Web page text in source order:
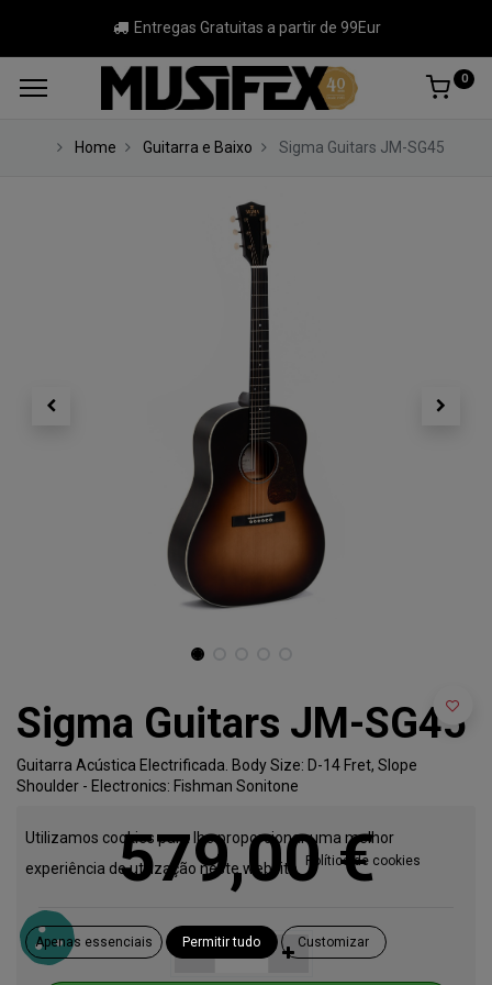
Entregas Gratuitas a partir de 99Eur
0
Home Guitarra e Baixo Sigma Guitars JM-SG45
Sigma Guitars JM-SG45
Guitarra Acústica Electrificada. Body Size: D-14 Fret, Slope
Shoulder - Electronics: Fishman Sonitone
579,00€
Utilizamos cookies para lhe proporcionar uma melhor
experiência de utilização neste website. Política de cookies
Apenas essenciais Permitir tudo Customizar